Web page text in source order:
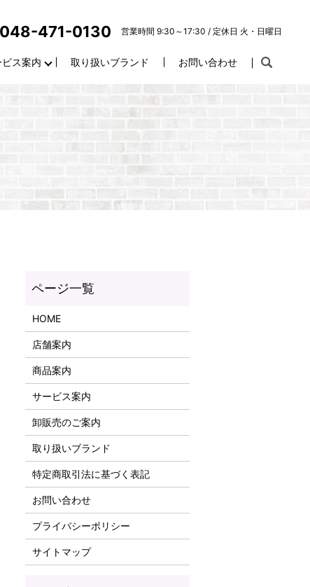
048-471-0130 営業時間 9:30～17:30 / 定休日 火・日曜日
ス案内 取り扱いブランド お問い合わせ
HOME
店舗案内
商品案内
サービス案内
卸販売のご案内
取り扱いブランド
特定商取引法に基づく表記
お問い合わせ
プライバシーポリシー
サイトマップ